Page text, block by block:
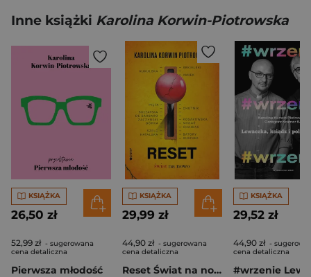
Inne książki Karolina Korwin-Piotrowska
KSIĄŻKA
26,50 zł
52,99 zł - sugerowana
cena detaliczna
Pierwsza młodość
KSIĄŻKA
29,99 zł
44,90 zł - sugerowana
cena detaliczna
Reset Świat na nowo
KSIĄŻKA
29,52 zł
44,90 zł -
cena detaliczna